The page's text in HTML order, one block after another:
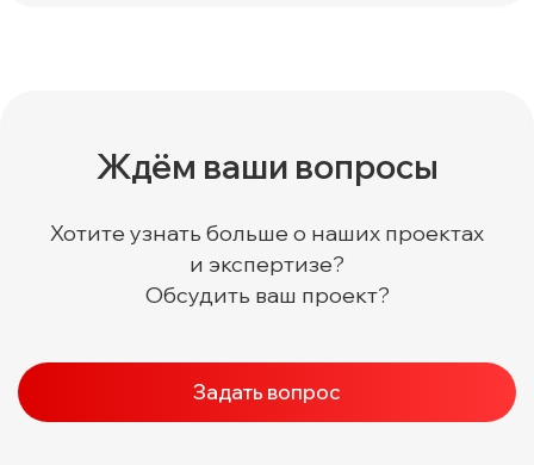
Ждём ваши вопросы
Хотите узнать больше о наших проектах
и экспертизе?
Обсудить ваш проект?
Задать вопрос